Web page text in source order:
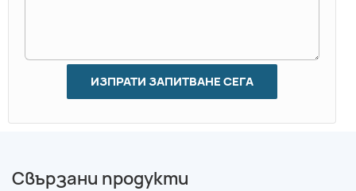
ИЗПРАТИ ЗАПИТВАНЕ СЕГА
Свързани продукти